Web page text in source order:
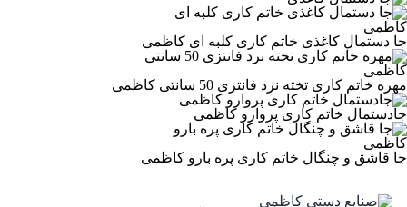
ثبت دیدگاه
ثبت دیدگاه به معنی موافقت با قوانین انتشار پارس‌کالا
جا دستمال کاغذی خاتم کاری کلبه ای کاظمی
مهره خاتم کاری تخته نرد فانتزی 50 سانتی کاظمی
جادستمال خاتم کاری پروارو کاظمی
جا قاشق و چنگال خاتم کاری پره بارو کاظمی